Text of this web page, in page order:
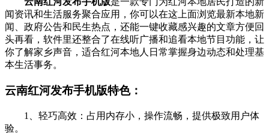
闻资讯和生活服务聚合应用，你可以在这上面浏览最新本地新
闻、政府公告和民生热点，还能一键收藏感兴趣的文章方便回
头再看，软件里还整合了在线听广播和追看本地节目功能，让
你了解家乡声音，适合红河本地人日常掌握身边动态和处理基
本生活事务。
云南红河发布手机版特色：
1、轻巧高效：占用内存小，操作流畅，提供极致用户体
验。